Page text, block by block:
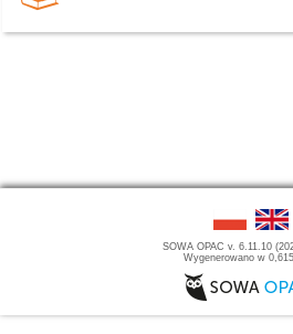
SOWA OPAC v. 6.11.10
Wygenerowano w